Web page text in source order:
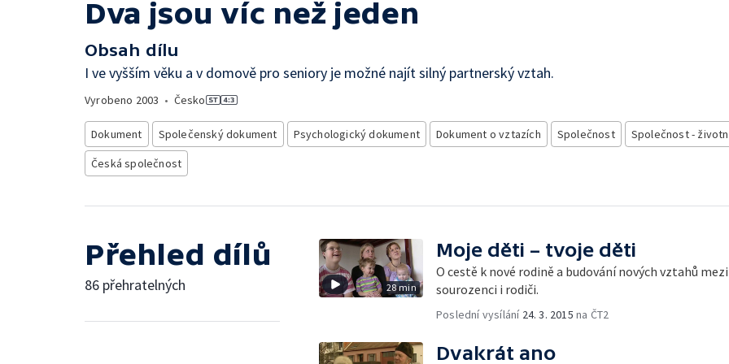
Dva jsou víc než jeden
Obsah dílu
I ve vyšším věku a v domově pro seniory je možné najít silný partnerský vztah.
Vyrobeno 2003 • Česko
Dokument Společenský dokument Psychologický dokument Dokument o vztazích Společnost
Společnost -
Česká společnost
Přehled dílů
86 přehratelných 28 min
Moje děti – tvoje děti
O cestě k nové rodině a budování nových vztahů
sourozenci i rodiči.
Poslední vysílání 24. 3. 2015 na ČT2
Dvakrát ano